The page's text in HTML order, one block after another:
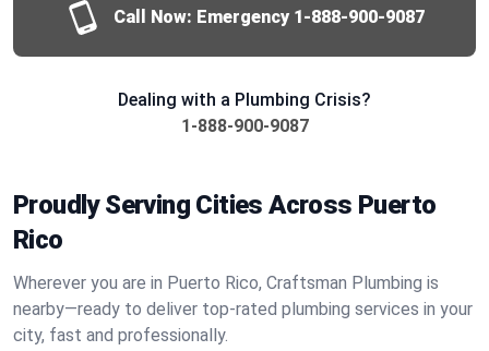
Call Now: Emergency 1-888-900-9087
Dealing with a Plumbing Crisis?
1-888-900-9087
Proudly Serving Cities Across Puerto
Rico
Wherever you are in Puerto Rico, Craftsman Plumbing is
nearby—ready to deliver top-rated plumbing services in your
city, fast and professionally.